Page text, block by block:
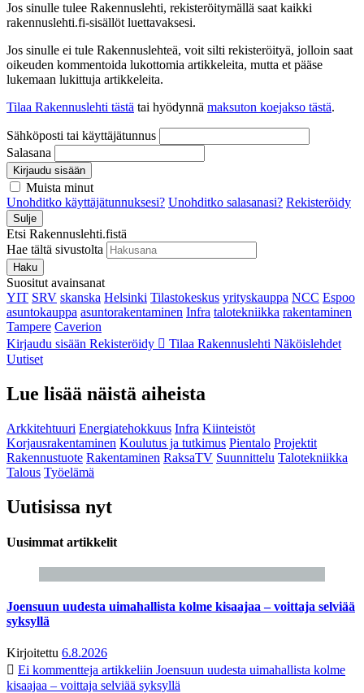
Jos sinulle tulee Rakennuslehti, rekisteröitymällä saat kaikki
rakennuslehti.fi-sisällöt luettavaksesi.
Jos sinulle ei tule Rakennuslehteä, voit silti rekisteröityä, jolloin saat
oikeuden kommentoida lukottomia artikkeleita, mutta et pääse
lukemaan lukittuja artikkeleita.
Tilaa Rakennuslehti tästä tai hyödynnä maksuton koejakso tästä.
Sähköposti tai käyttäjätunnus
Salasana
Kirjaudu sisään
Muista minut
Unohditko käyttäjätunnuksesi? Unohditko salasanasi? Rekisteröidy
Sulje
Etsi Rakennuslehti.fistä
Hae tältä sivustolta
Haku
Suositut avainsanat
YIT SRV skanska Helsinki Tilastokeskus yrityskauppa NCC Espoo
asuntokauppa asuntorakentaminen Infra talotekniikka rakentaminen
Tampere Caverion
Kirjaudu sisään Rekisteröidy Tilaa Rakennuslehti Näköislehdet
Uutiset
Lue lisää näistä aiheista
Arkkitehtuuri Energiatehokkuus Infra Kiinteistöt
Korjausrakentaminen Koulutus ja tutkimus Pientalo Projektit
Rakennustuote Rakentaminen RaksaTV Suunnittelu Talotekniikka
Talous Työelämä
Uutisissa nyt
Uusimmat artikkelit
Joensuun uudesta uimahallista kolme kisaajaa – voittaja selviää
syksyllä
Kirjoitettu 6.8.2026
Ei kommentteja artikkeliin Joensuun uudesta uimahallista kolme
kisaajaa – voittaja selviää syksyllä